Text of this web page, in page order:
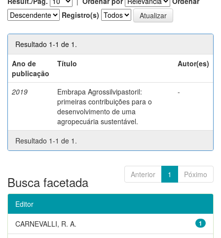
Registro(s)
Resultado 1-1 de 1.
Ano de
publicação
Título Autor(es)
2019
Embrapa Agrossilvipastoril:
primeiras contribuições para o
desenvolvimento de uma
agropecuária sustentável.
-
Resultado 1-1 de 1.
Anterior 1 Póximo
Busca facetada
Editor
1
CARNEVALLI, R. A.